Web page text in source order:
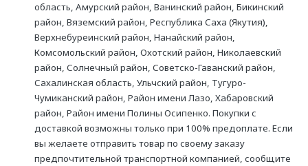
область, Амурский район, Ванинский район, Бикинский
район, Вяземский район, Республика Саха (Якутия),
Верхнебуреинский район, Нанайский район,
Комсомольский район, Охотский район, Николаевский
район, Солнечный район, Советско-Гаванский район,
Сахалинская область, Ульчский район, Тугуро-
Чумиканский район, Район имени Лазо, Хабаровский
район, Район имени Полины Осипенко. Покупки с
доставкой возможны только при 100% предоплате. Если
вы желаете отправить товар по своему заказу
предпочтительной транспортной компанией, сообщите